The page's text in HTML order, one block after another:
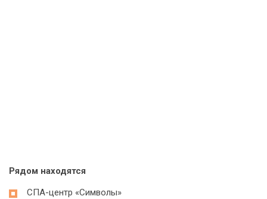
Рядом находятся
СПА-центр «Символы»